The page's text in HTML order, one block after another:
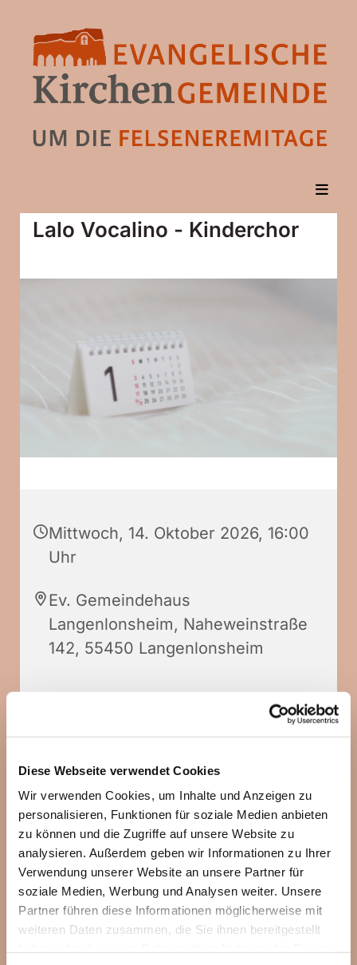
Diese Webseite verwendet Cookies
Wir verwenden Cookies, um Inhalte und Anzeigen zu
personalisieren, Funktionen für soziale Medien anbieten
zu können und die Zugriffe auf unsere Website zu
analysieren. Außerdem geben wir Informationen zu Ihrer
Verwendung unserer Website an unsere Partner für
soziale Medien, Werbung und Analysen weiter. Unsere
Partner führen diese Informationen möglicherweise mit
weiteren Daten zusammen, die Sie ihnen bereitgestellt
Lalo Vocalino - Kinderchor
Mittwoch, 14. Oktober 2026, 16:00
Uhr
Ev. Gemeindehaus
Langenlonsheim, Naheweinstraße
142, 55450 Langenlonsheim